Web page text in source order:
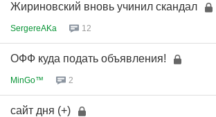
Жириновский вновь учинил скандал
SergereAKa 12
ОФФ куда подать объявления!
MinGo™ 2
сайт дня (+)